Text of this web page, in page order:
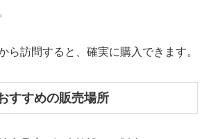
ら訪問すると、確実に購入できます。
すすめの販売場所